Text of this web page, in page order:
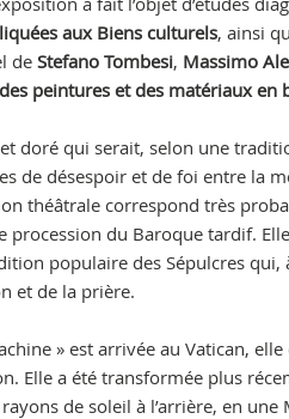
aux Biens culturels, ainsi
de Stefano Tombesi, Massimo
peintures et des matériaux en
doré qui serait, selon une
de désespoir et de foi entre la
théâtrale correspond très
procession du Baroque tardif.
populaire des Sépulcres qui,
et de la prière.
» est arrivée au Vatican,
Elle a été transformée plus
de soleil à l’arrière, en